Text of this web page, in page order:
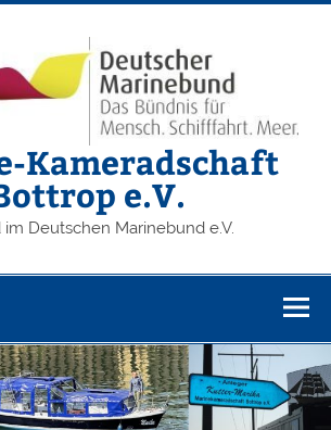
Kameradschaft
e.V.
im Deutschen Marinebund e.V.